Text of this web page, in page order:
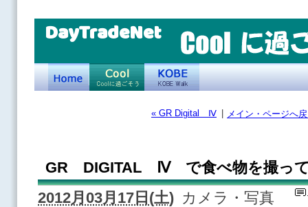
DayTradeNet
« GR Digital Ⅳ メイン・ページへ
GR DIGITAL Ⅳ で食べ物を撮っ
2012月03月17日(土) カメラ・写真